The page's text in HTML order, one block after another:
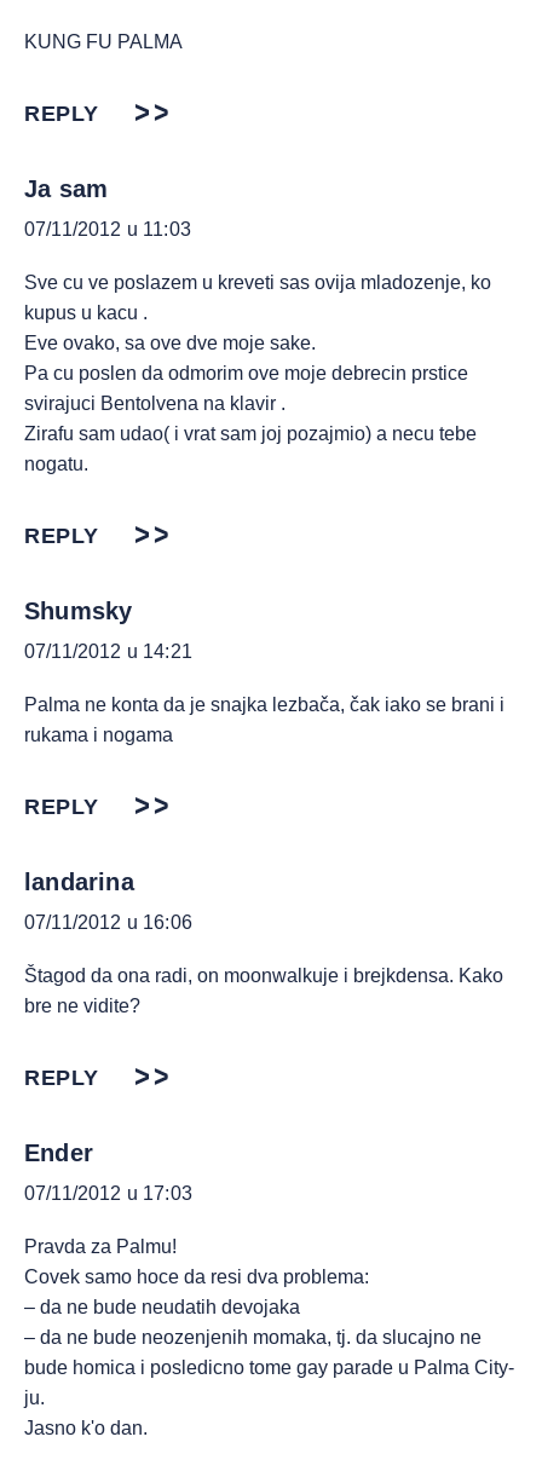
KUNG FU PALMA
REPLY
Ja sam
07/11/2012 u 11:03
Sve cu ve poslazem u kreveti sas ovija mladozenje, ko
kupus u kacu .
Eve ovako, sa ove dve moje sake.
Pa cu poslen da odmorim ove moje debrecin prstice
svirajuci Bentolvena na klavir .
Zirafu sam udao( i vrat sam joj pozajmio) a necu tebe
nogatu.
REPLY
Shumsky
07/11/2012 u 14:21
Palma ne konta da je snajka lezbača, čak iako se brani i
rukama i nogama
REPLY
landarina
07/11/2012 u 16:06
Štagod da ona radi, on moonwalkuje i brejkdensa. Kako
bre ne vidite?
REPLY
Ender
07/11/2012 u 17:03
Pravda za Palmu!
Covek samo hoce da resi dva problema:
– da ne bude neudatih devojaka
– da ne bude neozenjenih momaka, tj. da slucajno ne
bude homica i posledicno tome gay parade u Palma City-
ju.
Jasno k'o dan.